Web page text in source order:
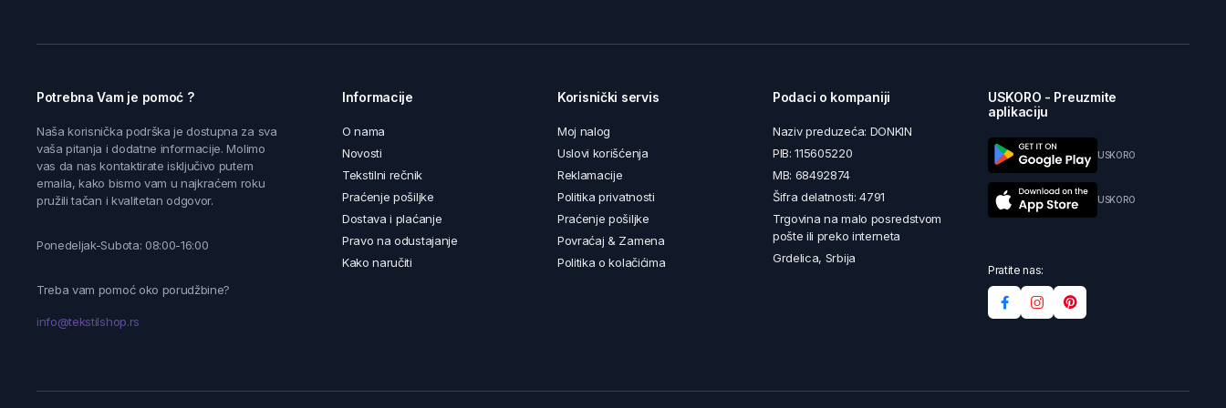
Potrebna Vam je pomoć ?
Naša korisnička podrška je dostupna za sva
vaša pitanja i dodatne informacije. Molimo
vas da nas kontaktirate isključivo putem
emaila, kako bismo vam u najkraćem roku
pružili tačan i kvalitetan odgovor.
Ponedeljak-Subota: 08:00-16:00
Treba vam pomoć oko porudžbine?
info@tekstilshop.rs
Informacije
O nama
Novosti
Tekstilni rečnik
Praćenje pošiljke
Dostava i plaćanje
Pravo na odustajanje
Kako naručiti
Korisnički servis
Moj nalog
Uslovi korišćenja
Reklamacije
Politika privatnosti
Praćenje pošiljke
Povraćaj & Zamena
Politika o kolačićima
Podaci o kompaniji
Naziv preduzeća: DONKIN
PIB: 115605220
MB: 68492874
Šifra delatnosti: 4791
Trgovina na malo posredstvom
pošte ili preko interneta
Grdelica, Srbija
USKORO - Preuzmite
aplikaciju
USKORO
USKORO
Pratite nas: